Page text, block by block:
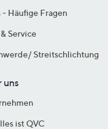
- Häufige Fragen
Service
Streitschlichtung
uns
ist QVC